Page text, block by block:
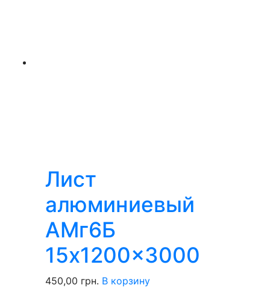
Лист
алюминиевый
АМг6Б
15x1200x3000
450,00 грн. В корзину